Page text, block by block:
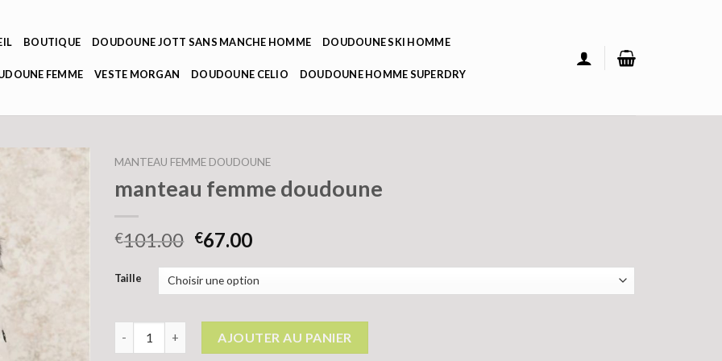
BOUTIQUE DOUDOUNE JOTT SANS MANCHE HOMME DOUDOUNE SKI HOMME
FEMME VESTE MORGAN DOUDOUNE CELIO DOUDOUNE HOMME SUPERDRY
MANTEAU FEMME DOUDOUNE
manteau femme doudoune
€101.00 €67.00
Taille
AJOUTER AU PANIER